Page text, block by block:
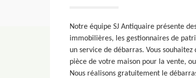
Notre équipe SJ Antiquaire présente
immobilières, les gestionnaires de
un service de débarras. Vous
pièce de votre maison pour la vente,
Nous réalisons gratuitement le